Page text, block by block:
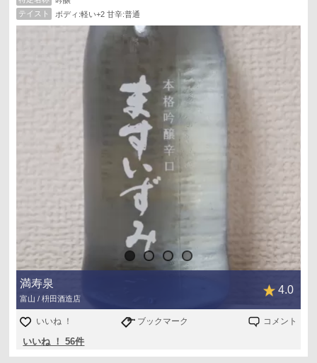
軽快で透明感溢れる辛旨味が一気に広がります
後味に若干の苦味も嫌味が一切ありませんね😁
富山の酒は食中身酒に向いている淡麗旨辛な飲み口が多し
サイダー感は一切ありませんでしたが、クリスタルブルー
ボトルと酒質がマッチしていて楽しめました😌
今宵も、ご馳走さまでした！
テイスト
ボディ:軽い+2 甘辛:普通
満寿泉
富山 / 枡田酒造店
4.0
いいね ！ ブックマーク コメント
いいね ！ 56件